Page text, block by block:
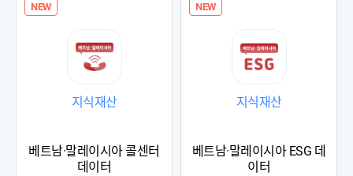
NEW
지식재산
베트남·말레이시아 콜센터
데이터
NEW
지식재산
베트남·말레이시아 ESG 데
이터